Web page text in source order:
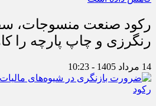
رکود صنعت منسوجات،
رنگرزی و چاپ پارچه را
14 مرداد 1405 - 10:23